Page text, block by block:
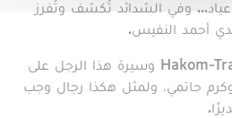
عياد... وفي الشدائد تُكشف وتُفرز
أحمد النفيس.
هكذا هي مسيرة Hakom-Transport وسيرة هذا الرجل على
حاتمي، ولمثل هكذا رجال وجب